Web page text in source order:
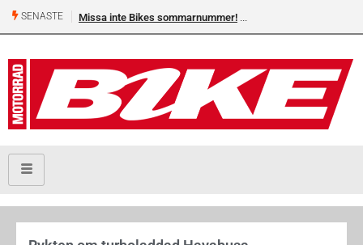
SENASTE Missa inte Bikes sommarnummer!